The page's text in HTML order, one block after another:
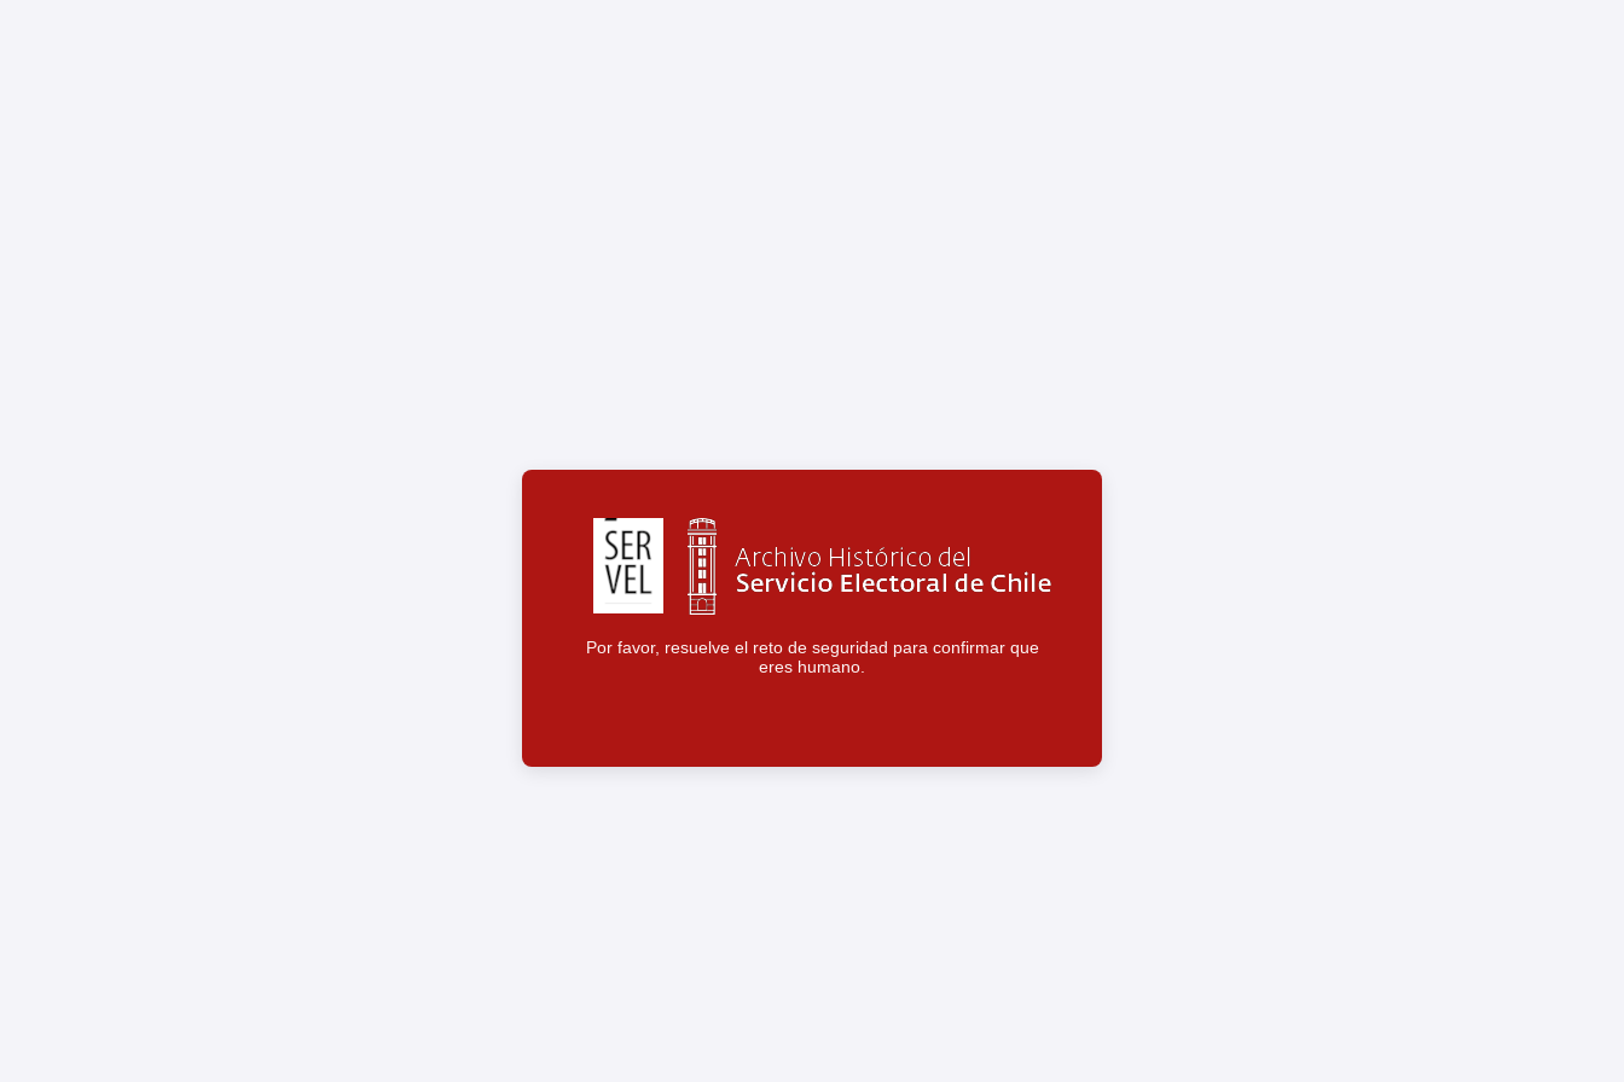
Por favor, resuelve el reto de seguridad para confirmar que
eres humano.